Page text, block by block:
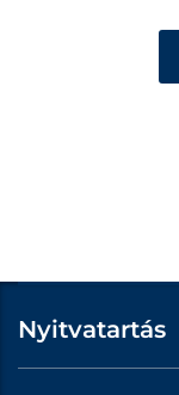
Nyitvatartás